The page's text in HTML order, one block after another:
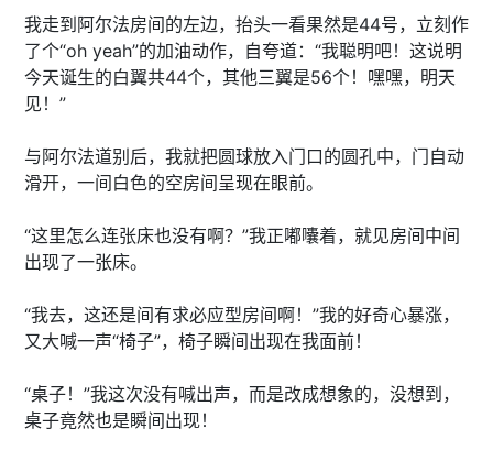
我走到阿尔法房间的左边，抬头一看果然是44号，立刻作
了个“oh yeah”的加油动作，自夸道：“我聪明吧！这说明
今天诞生的白翼共44个，其他三翼是56个！嘿嘿，明天
见！”
与阿尔法道别后，我就把圆球放入门口的圆孔中，门自动
滑开，一间白色的空房间呈现在眼前。
“这里怎么连张床也没有啊？”我正嘟囔着，就见房间中间
出现了一张床。
“我去，这还是间有求必应型房间啊！”我的好奇心暴涨，
又大喊一声“椅子”，椅子瞬间出现在我面前！
“桌子！”我这次没有喊出声，而是改成想象的，没想到，
桌子竟然也是瞬间出现！